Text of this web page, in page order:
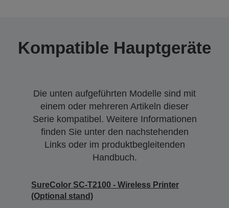
Kompatible Hauptgeräte
Die unten aufgeführten Modelle sind mit
einem oder mehreren Artikeln dieser
Serie kompatibel. Weitere Informationen
finden Sie unter den nachstehenden
Links oder im produktbegleitenden
Handbuch.
SureColor SC-T2100 - Wireless Printer
(Optional stand)